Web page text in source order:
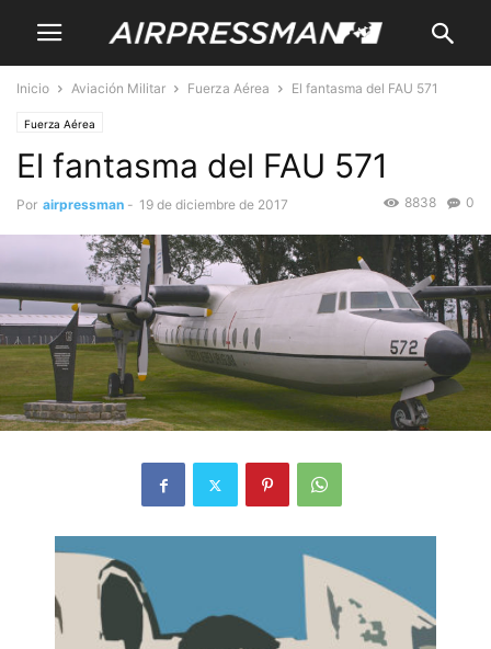
Inicio Aviación Militar Fuerza Aérea El fantasma del FAU 571
Fuerza Aérea
El fantasma del FAU 571
Por airpressman - 19 de diciembre de 2017 0
8838